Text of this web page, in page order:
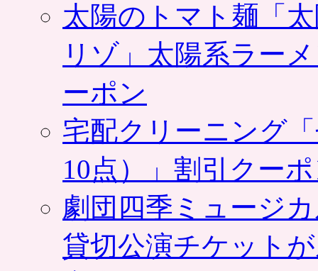
太陽のトマト麺「
リゾ」太陽系ラー
ーポン
宅配クリーニング
10点）」割引クー
劇団四季ミュージ
貸切公演チケット